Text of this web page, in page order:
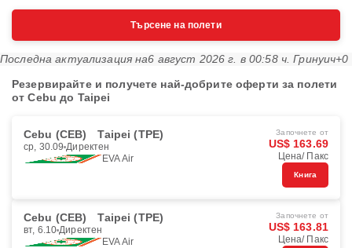
Търсене на полети
Последна актуализация на6 август 2026 г. в 00:58 ч. Гринуич+0
Резервирайте и получете най-добрите оферти за полети
от Cebu до Taipei
Cebu (CEB) Taipei (TPE)
ср, 30.09 Директен
EVA Air
Започнете от
US$ 163.69
Цена/ Пакс
Книга
Cebu (CEB) Taipei (TPE)
вт, 6.10 Директен
EVA Air
Започнете от
US$ 163.81
Цена/ Пакс